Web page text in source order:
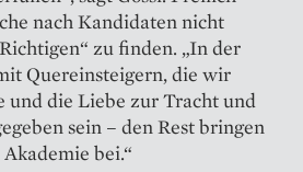
nach Kandidaten nicht
zu finden. „In der
Quereinsteigern, die wir
und die Liebe zur Tracht und
sein – den Rest bringen
bei.“